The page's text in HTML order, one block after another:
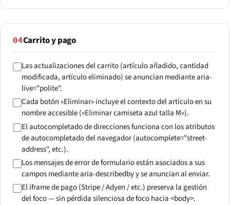
04Carrito y pago
Las actualizaciones del carrito (artículo añadido, cantidad
modificada, artículo eliminado) se anuncian mediante aria-
live="polite".
Cada botón «Eliminar» incluye el contexto del artículo en su
nombre accesible («Eliminar camiseta azul talla M»).
El autocompletado de direcciones funciona con los atributos
de autocompletado del navegador (autocomplete="street-
address", etc.).
Los mensajes de error de formulario están asociados a sus
campos mediante aria-describedby y se anuncian al enviar.
El iframe de pago (Stripe / Adyen / etc.) preserva la gestión
del foco — sin pérdida silenciosa de foco hacia <body>.